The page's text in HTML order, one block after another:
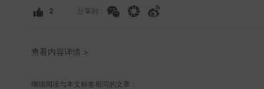
2 分享到：
查看内容详情 >
继续阅读与本文标签相同的文章：